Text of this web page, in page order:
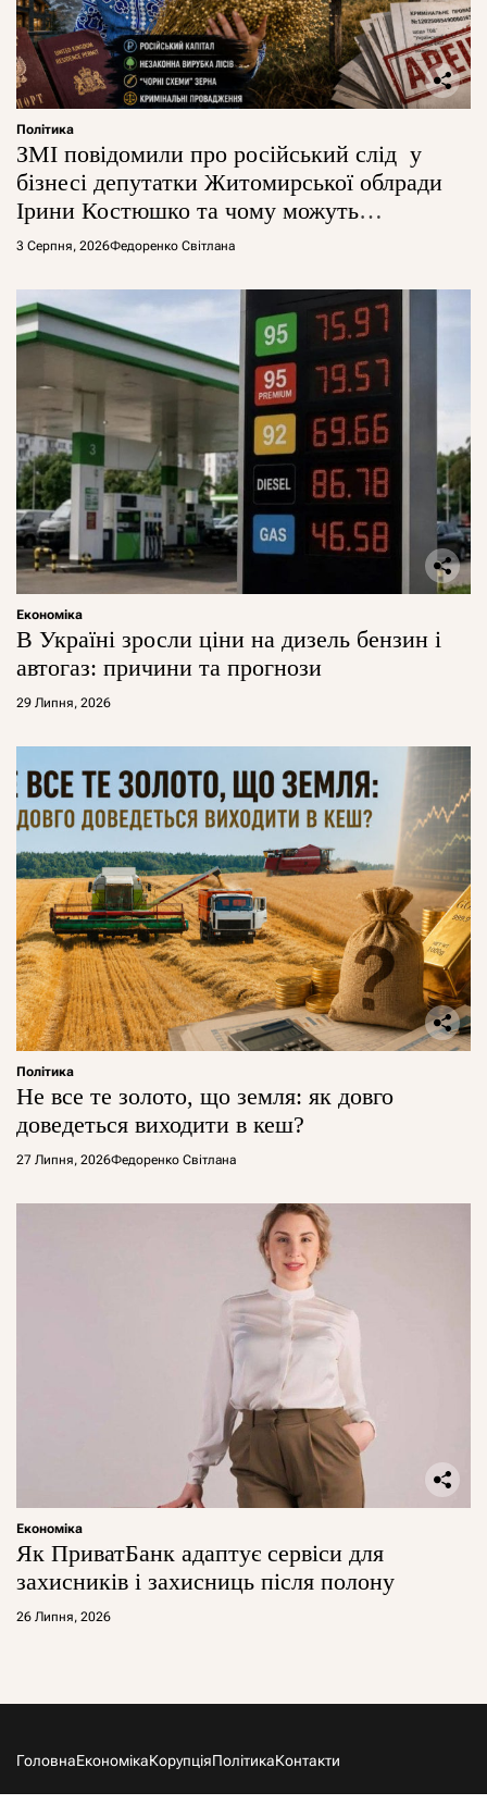
Політика
ЗМІ повідомили про російський слід у
бізнесі депутатки Житомирської облради
Ірини Костюшко та чому можуть
арештувати її активи
3 Серпня, 2026Федоренко Світлана
Економіка
В Україні зросли ціни на дизель бензин і
автогаз: причини та прогнози
29 Липня, 2026
Політика
Не все те золото, що земля: як довго
доведеться виходити в кеш?
27 Липня, 2026Федоренко Світлана
Економіка
Як ПриватБанк адаптує сервіси для
захисників і захисниць після полону
26 Липня, 2026
ГоловнаЕкономікаКорупціяПолітикаКонтакти